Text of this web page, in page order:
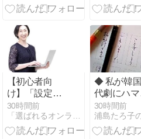
年より落ち着
うになった理
由
【初心者向
け】「設定が
難しそう」で
止まっていま
せんか？
30時間前
◆ 私が韓
代劇にハマ
てしまう理
由．．．(
￣ )
30時間前